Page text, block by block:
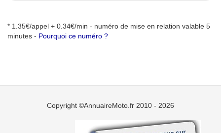
* 1.35€/appel + 0.34€/min - numéro de mise en relation valable 5
minutes - Pourquoi ce numéro ?
Copyright ©AnnuaireMoto.fr 2010 - 2026